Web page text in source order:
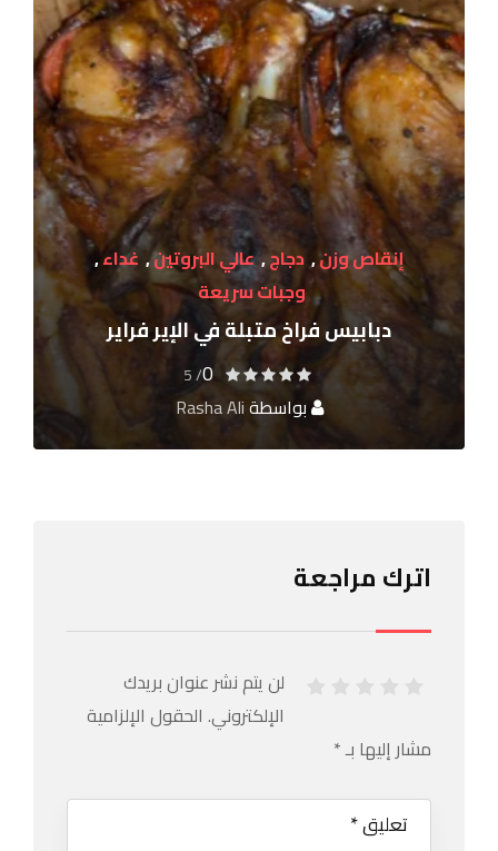
إنقاص وزن,دجاج,عالي البروتين,غداء,
وجبات سريعة
دبابيس فراخ متبلة في الإير فراير
0
/ 5
بواسطةRasha Ali
اترك مراجعة
لن يتم نشر عنوان بريدك
الإلكتروني. الحقول الإلزامية
مشار إليها بـ *